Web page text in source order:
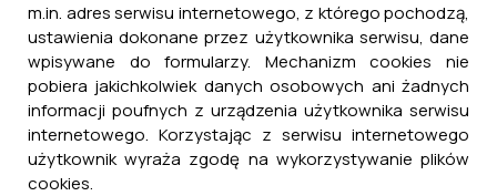
Program Ochrony Ludności i Obrony Cywilnej
na lata 2025-2026 - Budowa magazynu oc na
działce nr 113/20 w Nowym Siole - etap II
m.in. adres serwisu internetowego, z którego pochodzą,
ustawienia dokonane przez użytkownika serwisu, dane
wpisywane do formularzy. Mechanizm cookies nie
pobiera jakichkolwiek danych osobowych ani żadnych
informacji poufnych z urządzenia użytkownika serwisu
internetowego. Korzystając z serwisu internetowego
użytkownik wyraża zgodę na wykorzystywanie plików
cookies.